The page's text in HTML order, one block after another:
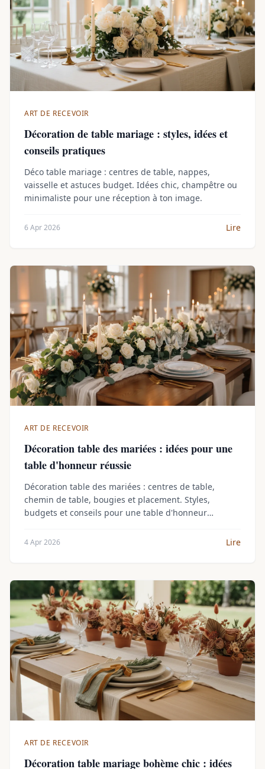
ART DE RECEVOIR
Décoration de table mariage : styles, idées et
conseils pratiques
Déco table mariage : centres de table, nappes,
vaisselle et astuces budget. Idées chic, champêtre ou
minimaliste pour une réception à ton image.
6 Apr 2026 Lire
ART DE RECEVOIR
Décoration table des mariées : idées pour une
table d'honneur réussie
Décoration table des mariées : centres de table,
chemin de table, bougies et placement. Styles,
budgets et conseils pour une table d'honneur
4 Apr 2026 Lire
ART DE RECEVOIR
Décoration table mariage bohème chic : idées